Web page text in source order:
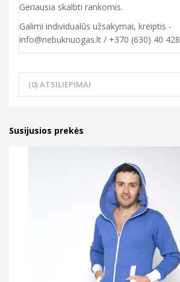
Geriausia skalbti rankomis.
Galimi individualūs užsakymai, kreiptis -
info@nebuknuogas.lt / +370 (630) 40 428
(0) ATSILIEPIMAI
Susijusios prekės